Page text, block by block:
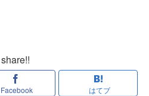
share!!
Facebook はてブ